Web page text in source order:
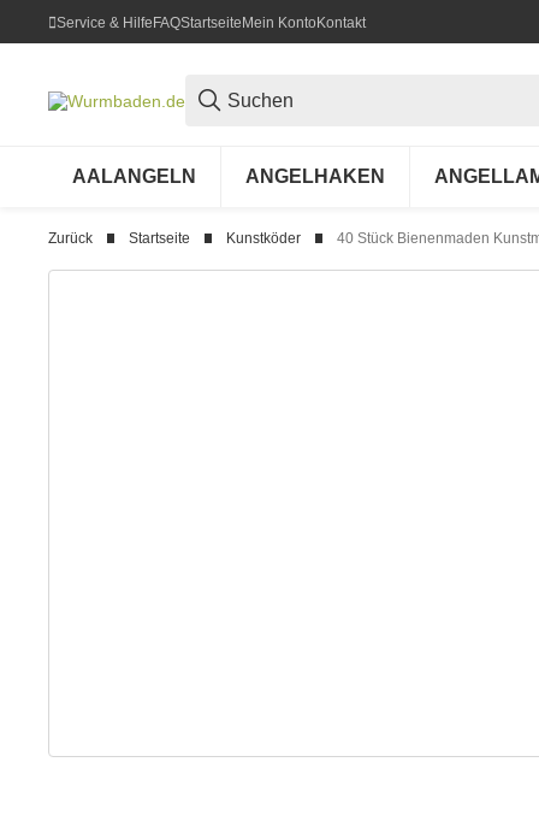
Service & HilfeFAQStartseiteMein KontoKontakt
AALANGELN ANGELHAKEN
Zurück Startseite Kunstköder 40 Stück Bienenmaden